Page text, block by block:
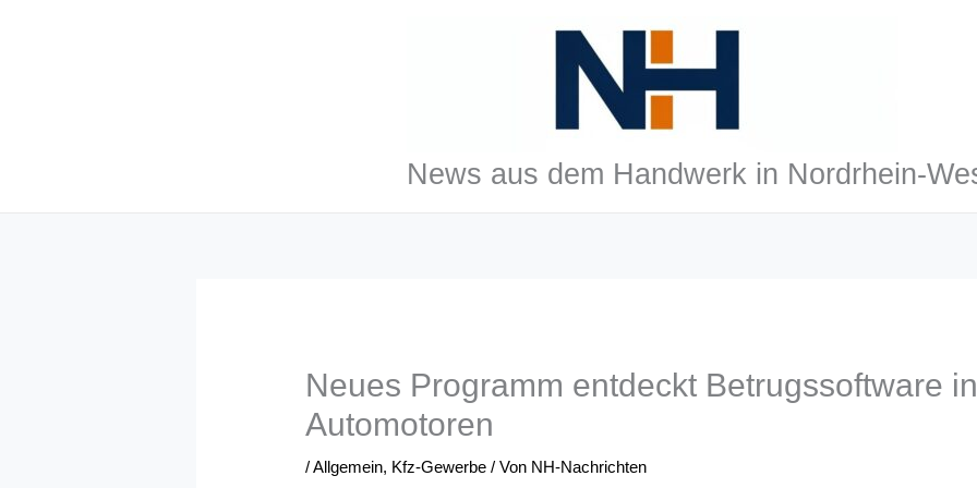
News aus dem Handwerk in Nordrhein-
Neues Programm entdeckt Betrugssoftware in
Automotoren
/Allgemein, Kfz-Gewerbe / Von NH-Nachrichten